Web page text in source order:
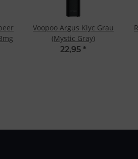
Voopoo Argus Klyc Grau
(Mystic Gray)
22,95 *